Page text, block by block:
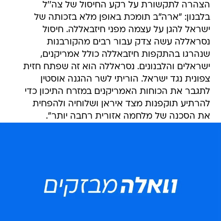
הצהרה לתקשורת על רקע החיסול של צה''ל
בלבנון: "ארה"ב תומכת באופן מלא בזכותה של
ישראל להגן על עצמה מפני חיזבאללה. חיסול
נסראללה עשה צדק עבור רבים מהקורבנות
שנהרגו בהתקפות חיזבאללה כולל אמריקנים,
ישראלים והלבנונים. נסראללה הוא זה שפתח חזית
צפונית נגד ישראל. הוריתי לשר ההגנה אוסטין
לתגבר את הכוחות האמריקנים במזרח התיכון כדי
להרתיע תוקפנות מצד איראן ושלוחיה ולהפחית
את הסכנה של מלחמה אזורית רחבה יותר".